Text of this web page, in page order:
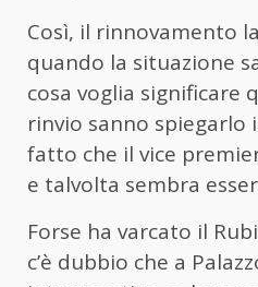
Così, il rinnovamento
quando la situazione
cosa voglia significare
rinvio sanno spiegarlo
fatto che il vice
e talvolta sembra
Forse ha varcato il
c’è dubbio che a